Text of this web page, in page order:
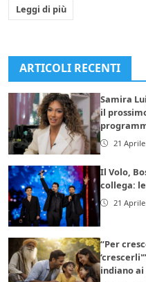
Leggi di più
ARTICOLI RECENTI
Samira
il
21
Il Volo,
collega:
21
“Per
indiano